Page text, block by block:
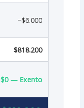
−$6.000
$818.200
$0 — Exento